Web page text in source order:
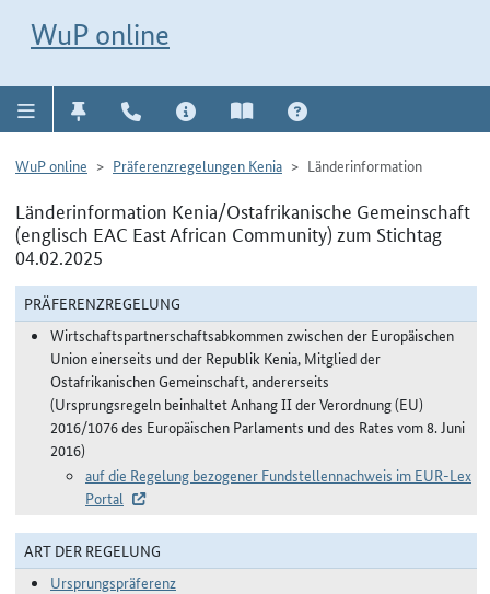
WuP online
WuP online Präferenzregelungen Kenia Länderinformation
Länderinformation Kenia/Ostafrikanische Gemeinschaft
(englisch EAC East African Community) zum Stichtag
04.02.2025
PRÄFERENZREGELUNG
Wirtschaftspartnerschaftsabkommen zwischen der Europäischen
Union einerseits und der Republik Kenia, Mitglied der
Ostafrikanischen Gemeinschaft, andererseits
(Ursprungsregeln beinhaltet Anhang II der Verordnung (EU)
2016/1076 des Europäischen Parlaments und des Rates vom 8. Juni
2016)
auf die Regelung bezogener Fundstellennachweis im EUR-Lex
Portal
ART DER REGELUNG
Ursprungspräferenz